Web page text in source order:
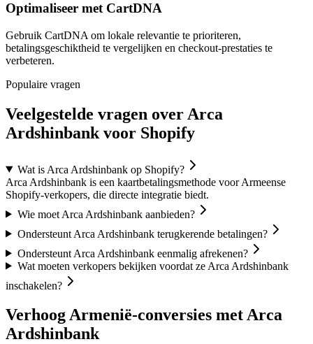
Optimaliseer met CartDNA
Gebruik CartDNA om lokale relevantie te prioriteren,
betalingsgeschiktheid te vergelijken en checkout-prestaties te
verbeteren.
Populaire vragen
Veelgestelde vragen over Arca
Ardshinbank voor Shopify
Wat is Arca Ardshinbank op Shopify?
Arca Ardshinbank is een kaartbetalingsmethode voor Armeense
Shopify-verkopers, die directe integratie biedt.
Wie moet Arca Ardshinbank aanbieden?
Ondersteunt Arca Ardshinbank terugkerende betalingen?
Ondersteunt Arca Ardshinbank eenmalig afrekenen?
Wat moeten verkopers bekijken voordat ze Arca Ardshinbank
inschakelen?
Verhoog Armenië-conversies met Arca
Ardshinbank